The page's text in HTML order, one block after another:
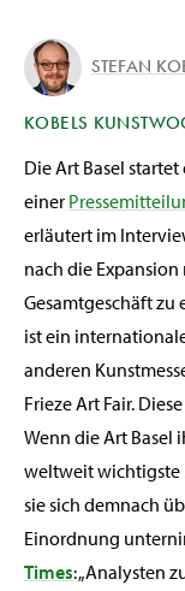
STEFAN
KOBELS
Die Art Basel
einer
erläutert im
nach die Expansion
Gesamtgeschäft zu
ist ein
anderen
Frieze Art Fair.
Wenn die Art Basel
weltweit wichtigste
sie sich demnach
Einordnung
Times: „Analysten